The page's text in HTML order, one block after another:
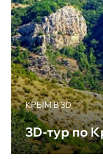
КРЫМ В 3D
3D-тур по